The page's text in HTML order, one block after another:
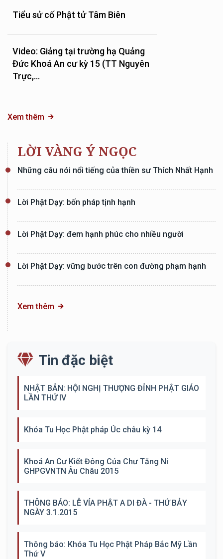
Tiểu sử cố Phật tử Tâm Biên
Video: Giảng tại trường hạ Quảng
Đức Khoá An cư kỳ 15 (TT Nguyên
Trực,...
Xem thêm
LỜI VÀNG Ý NGỌC
Những câu nói nổi tiếng của thiền sư Thích Nhất Hạnh
Lời Phật Dạy: bốn pháp tịnh hạnh
Lời Phật Dạy: đem hạnh phúc cho nhiều người
Lời Phật Dạy: vững bước trên con đường phạm hạnh
Xem thêm
Tin đặc biệt
NHẬT BẢN: HỘI NGHỊ THƯỢNG ĐỈNH PHẬT GIÁO
LẦN THỨ IV
Khóa Tu Học Phật pháp Úc châu kỳ 14
Khoá An Cư Kiết Đông Của Chư Tăng Ni
GHPGVNTN Âu Châu 2015
THÔNG BÁO: LỄ VÍA PHẬT A DI ĐÀ - THỨ BẢY
NGÀY 3.1.2015
Thông báo: Khóa Tu Học Phật Pháp Bắc Mỹ Lần
Thứ V